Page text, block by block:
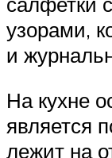
узорами,
и
На кухне
является
лежит на